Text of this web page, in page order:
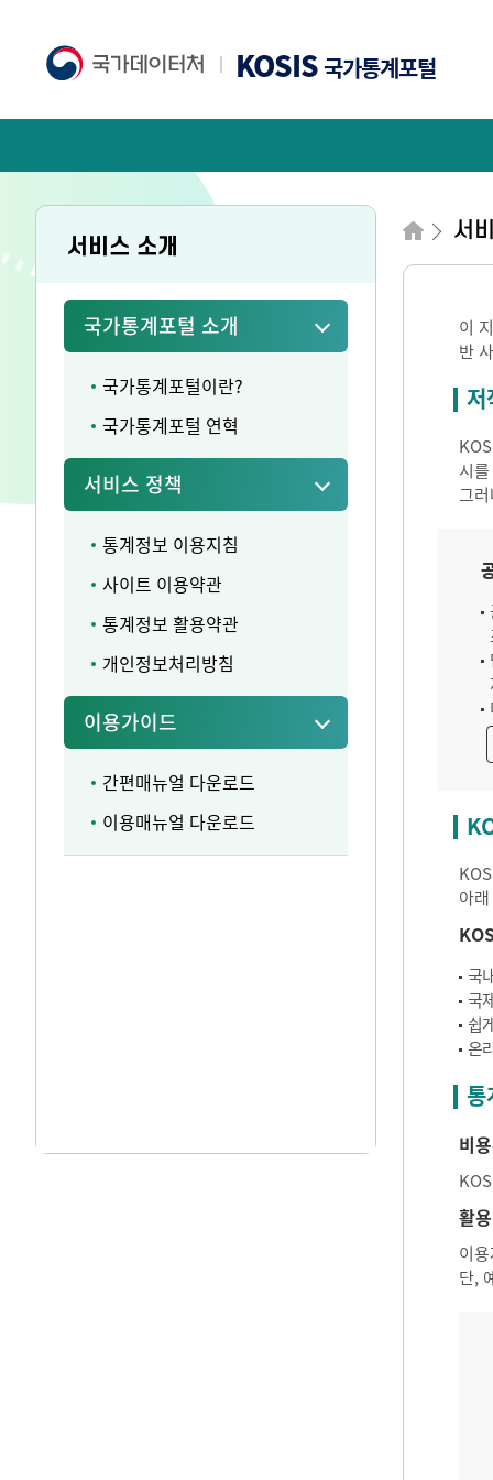
KOSIS국가통계포털
서비스 소개
국가통계포털 소개
국가통계포털이란?
국가통계포털 연혁
서비스 정책
통계정보 이용지침
사이트 이용약관
통계정보 활용약관
개인정보처리방침
이용가이드
간편매뉴얼 다운로드
이용매뉴얼 다운로드
서
이
반
저
시
그
아
국
국
쉽
온
통
비
활
이
단,